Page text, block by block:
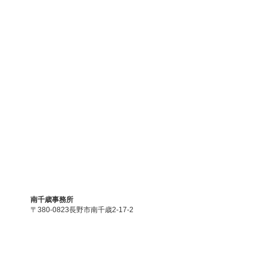
南千歳事務所
〒380-0823長野市南千歳2-17-2